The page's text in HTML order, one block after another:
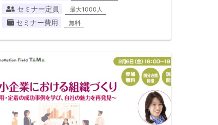
セミナー定員 最大1000人
セミナー費用 無料